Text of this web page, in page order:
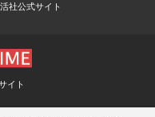
社公式サイト
イト